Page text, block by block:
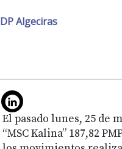
DP Algeciras
El pasado lunes, 25 de
“MSC Kalina” 187,82